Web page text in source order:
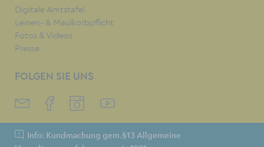
Digitale Amtstafel
Leinen- & Maulkorbpflicht
Fotos & Videos
Presse
FOLGEN SIE UNS
Info: Kundmachung gem.§13 Allgemeine